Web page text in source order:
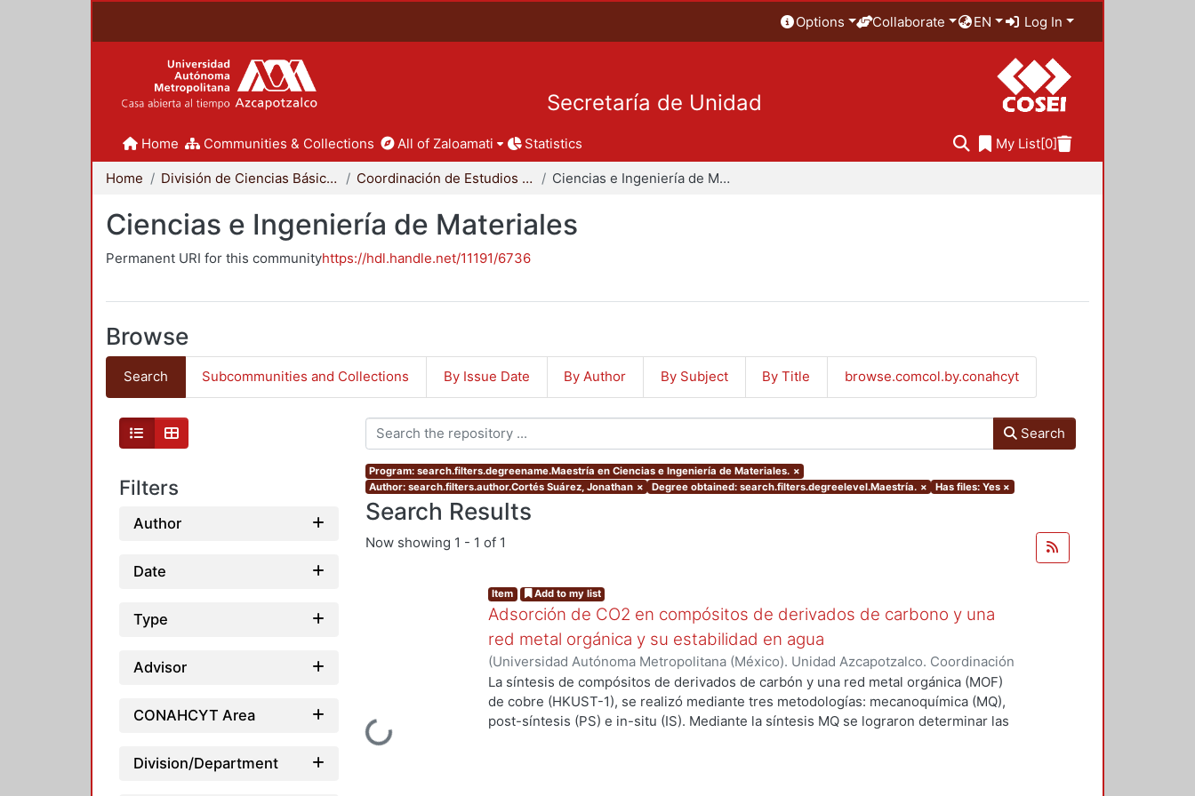
Options Collaborate EN Log In
Secretaría de Unidad
Home Communities & Collections All of Zaloamati Statistics My List[0]
Home División de Ciencias Básicas e Ingeniería Coordinación de Estudios de Posgrado - CBI Ciencias e Ingeniería de Materiales
Ciencias e Ingeniería de Materiales
Permanent URI for this communityhttps://hdl.handle.net/11191/6736
Browse
Search Subcommunities and Collections By Issue Date By Author By Subject By Title browse.comcol.by.conahcyt
Filters
Author
Date
Type
Advisor
CONAHCYT Area
Division/Department
Search
Program: search.filters.degreename.Maestría en Ciencias e Ingeniería de Materiales. ×
Author: search.filters.author.Cortés Suárez, Jonathan × Degree obtained: search.filters.degreelevel.Maestría. × Has files: Yes ×
Search Results
Now showing 1 - 1 of 1
Loading...
Item Add to my list
Adsorción de CO2 en compósitos de derivados de carbono y una
red metal orgánica y su estabilidad en agua
(Universidad Autónoma Metropolitana (México). Unidad Azcapotzalco. Coordinación
de Servicios de Información.,2019-06)Cortés Suárez, Jonathan
La síntesis de compósitos de derivados de carbón y una red metal orgánica (MOF)
de cobre (HKUST-1), se realizó mediante tres metodologías: mecanoquímica (MQ),
post-síntesis (PS) e in-situ (IS). Mediante la síntesis MQ se lograron determinar las